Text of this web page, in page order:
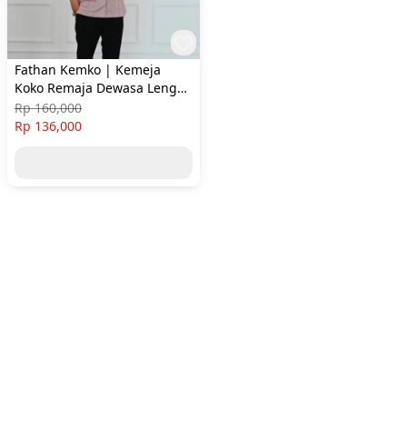
Fathan Kemko | Kemeja
Koko Remaja Dewasa Lengan
Pendek & Panjang | Koko
Exclusive
Rp 160,000
Rp 136,000